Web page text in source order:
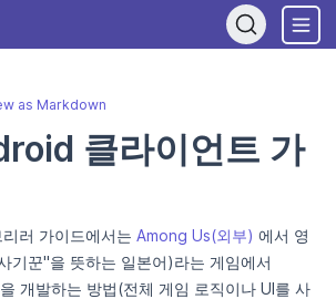
as Markdown
클라이언트 가
러 가이드에서는 Among Us(외부) 에서 영
기꾼"을 뜻하는 일본어)라는 게임에서
개발하는 방법(전체 게임 로직이나 UI를 사